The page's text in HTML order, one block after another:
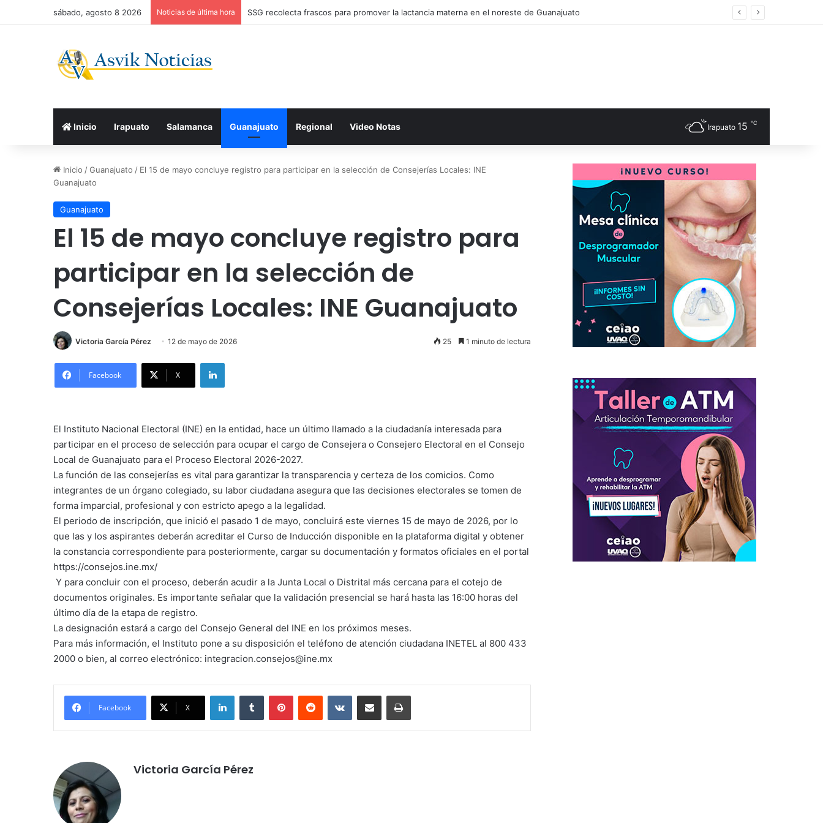
sábado, agosto 8 2026 Noticias de última hora SSG recolecta frascos para promover la lactancia materna en el noreste de Guanajuato
Inicio Irapuato Salamanca Guanajuato Regional Video Notas Irapuato 15 ℃
Inicio /Guanajuato / El 15 de mayo concluye registro para participar en la selección de Consejerías Locales: INE
Guanajuato
Guanajuato
El 15 de mayo concluye registro para
participar en la selección de
Consejerías Locales: INE Guanajuato
Victoria García Pérez 12 de mayo de 2026 25 1 minuto de lectura
Facebook X
LinkedIn
El Instituto Nacional Electoral (INE) en la entidad, hace un último llamado a la ciudadanía interesada para
participar en el proceso de selección para ocupar el cargo de Consejera o Consejero Electoral en el Consejo
Local de Guanajuato para el Proceso Electoral 2026-2027.
La función de las consejerías es vital para garantizar la transparencia y certeza de los comicios. Como
integrantes de un órgano colegiado, su labor ciudadana asegura que las decisiones electorales se tomen de
forma imparcial, profesional y con estricto apego a la legalidad.
El periodo de inscripción, que inició el pasado 1 de mayo, concluirá este viernes 15 de mayo de 2026, por lo
que las y los aspirantes deberán acreditar el Curso de Inducción disponible en la plataforma digital y obtener
la constancia correspondiente para posteriormente, cargar su documentación y formatos oficiales en el portal
https://consejos.ine.mx/
Y para concluir con el proceso, deberán acudir a la Junta Local o Distrital más cercana para el cotejo de
documentos originales. Es importante señalar que la validación presencial se hará hasta las 16:00 horas del
último día de la etapa de registro.
La designación estará a cargo del Consejo General del INE en los próximos meses.
Para más información, el Instituto pone a su disposición el teléfono de atención ciudadana INETEL al 800 433
2000 o bien, al correo electrónico: integracion.consejos@ine.mx
Facebook X
LinkedInTumblr PinterestReddit VKontakteCompartir por correo electrónicoImprimir
Victoria García Pérez